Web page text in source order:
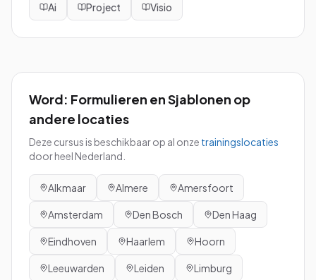
Ai Project Visio
Word: Formulieren en Sjablonen op
andere locaties
Deze cursus is beschikbaar op al onze trainingslocaties
door heel Nederland.
Alkmaar Almere Amersfoort
Amsterdam Den Bosch Den Haag
Eindhoven Haarlem Hoorn
Leeuwarden Leiden Limburg